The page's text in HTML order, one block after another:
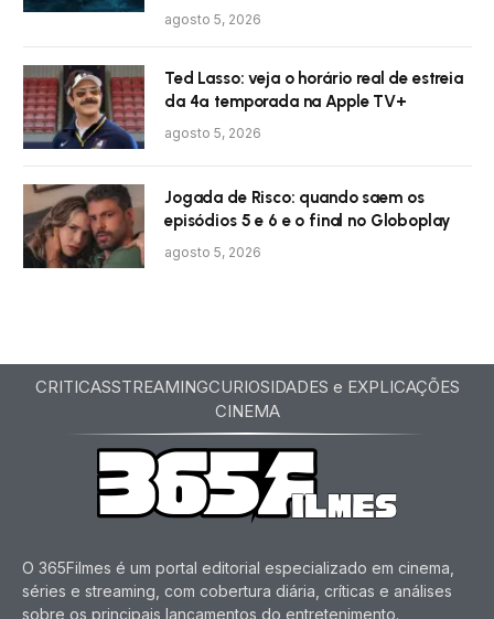
agosto 5, 2026
Ted Lasso: veja o horário real de estreia
da 4ª temporada na Apple TV+
agosto 5, 2026
Jogada de Risco: quando saem os
episódios 5 e 6 e o final no Globoplay
agosto 5, 2026
CRITICASSTREAMINGCURIOSIDADES e EXPLICAÇÕES
CINEMA
O 365Filmes é um portal editorial especializado em cinema,
séries e streaming, com cobertura diária, críticas e análises
sobre os principais lançamentos do entretenimento.